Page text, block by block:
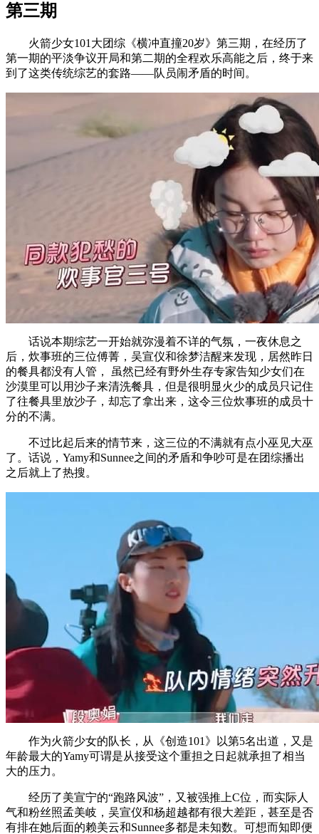
第三期
火箭少女101大团综《横冲直撞20岁》第三期，在经历了
第一期的平淡争议开局和第二期的全程欢乐高能之后，终于来
到了这类传统综艺的套路——队员闹矛盾的时间。
话说本期综艺一开始就弥漫着不详的气氛，一夜休息之
后，炊事班的三位傅菁，吴宣仪和徐梦洁醒来发现，居然昨日
的餐具都没有人管， 虽然已经有野外生存专家告知少女们在
沙漠里可以用沙子来清洗餐具，但是很明显火少的成员只记住
了往餐具里放沙子，却忘了拿出来，这令三位炊事班的成员十
分的不满。
不过比起后来的情节来，这三位的不满就有点小巫见大巫
了。话说，Yamy和Sunnee之间的矛盾和争吵可是在团综播出
之后就上了热搜。
作为火箭少女的队长，从《创造101》以第5名出道，又是
年龄最大的Yamy可谓是从接受这个重担之日起就承担了相当
大的压力。
经历了美宣宁的“跑路风波”，又被强推上C位，而实际人
气和粉丝照孟美岐，吴宣仪和杨超越都有很大差距，甚至是否
有排在她后面的赖美云和Sunnee多都是未知数。可想而知即便